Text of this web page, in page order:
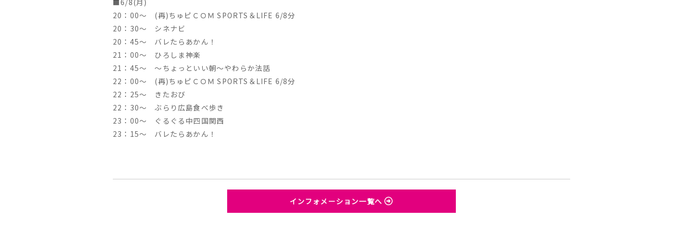
■6/8(月)
20：00～ (再)ちゅピＣＯＭ SPORTS＆LIFE 6/8分
20：30～ シネナビ
20：45～ バレたらあかん！
21：00～ ひろしま神楽
21：45～ ～ちょっといい朝～やわらか法話
22：00～ (再)ちゅピＣＯＭ SPORTS＆LIFE 6/8分
22：25～ きたおび
22：30～ ぶらり広島食べ歩き
23：00～ ぐるぐる中四国関西
23：15～ バレたらあかん！
インフォメーション一覧へ